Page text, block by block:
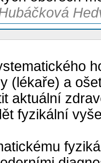
(lékaře) a
aktuální
fyzikální